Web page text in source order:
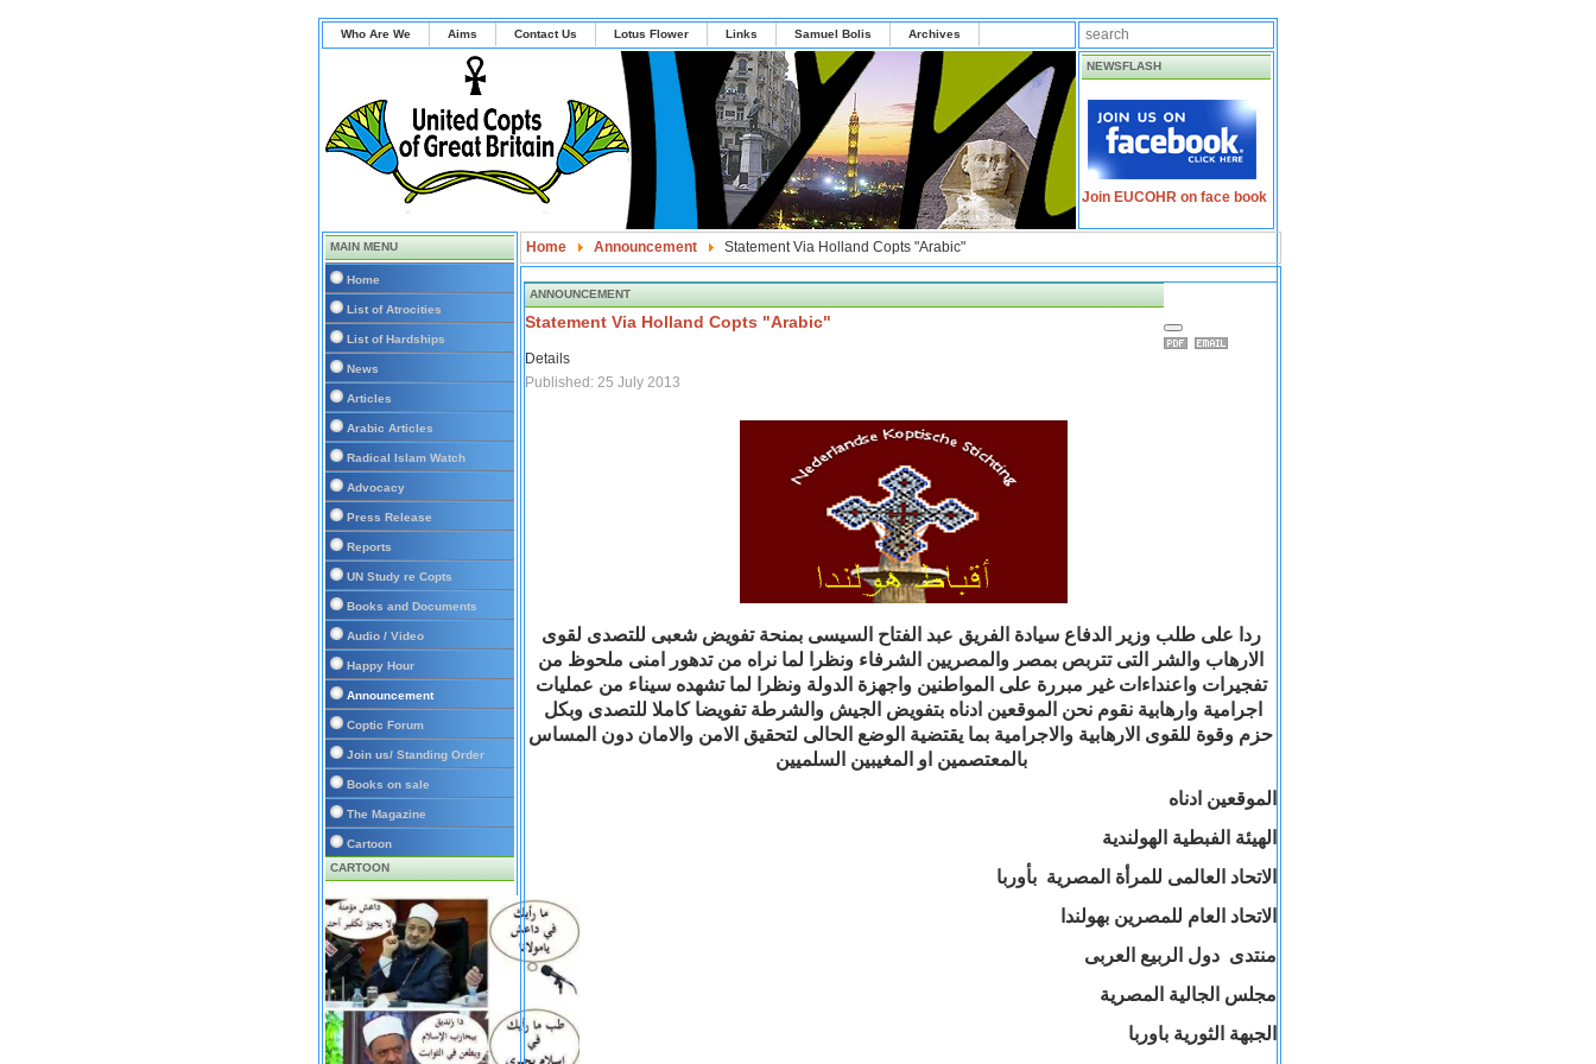
Who Are We Aims Contact Us Lotus Flower Links Samuel Bolis Archives
NEWSFLASH
Join EUCOHR on face book
MAIN MENU
Home
List of Atrocities
List of Hardships
News
Articles
Arabic Articles
Radical Islam Watch
Advocacy
Press Release
Reports
UN Study re Copts
Books and Documents
Audio / Video
Happy Hour
Announcement
Coptic Forum
Join us/ Standing Order
Books on sale
The Magazine
Cartoon
CARTOON
Home Announcement Statement Via Holland Copts "Arabic"
ANNOUNCEMENT
Statement Via Holland Copts "Arabic"
Details
Published: 25 July 2013
ردا على طلب وزير الدفاع سيادة الفريق عبد الفتاح السيسى بمنحة تفويض شعبى للتصدى لقوى
الارهاب والشر التى تتربص بمصر والمصريين الشرفاء ونظرا لما نراه من تدهور امنى ملحوظ من
تفجيرات واعنداءات غير مبررة على المواطنين واجهزة الدولة ونظرا لما تشهده سيناء من عمليات
اجرامية وارهابية نقوم نحن الموقعين ادناه بتفويض الجيش والشرطة تفويضا كاملا للتصدى وبكل
حزم وقوة للقوى الارهابية والاجرامية بما يقتضية الوضع الحالى لتحقيق الامن والامان دون المساس
بالمعتصمين او المغيبين السلميين
الموقعين ادناه
الهيئة الفبطية الهولندية
الاتحاد العالمى للمرأة المصرية بأوربا
الاتحاد العام للمصرين بهولندا
منتدى دول الربيع العربى
مجلس الجالية المصرية
الجبهة الثورية باوربا